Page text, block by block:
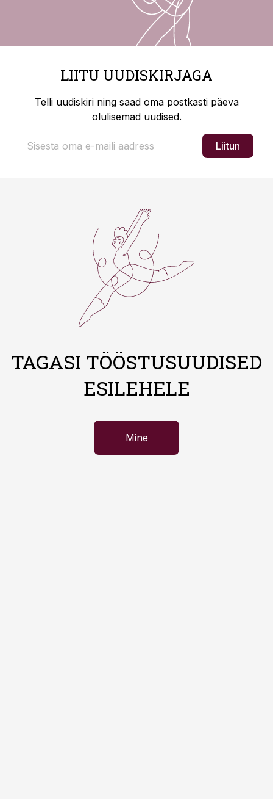
LIITU UUDISKIRJAGA
Telli uudiskiri ning saad oma postkasti päeva
olulisemad uudised.
Liitun
TAGASI TÖÖSTUSUUDISED
ESILEHELE
Mine